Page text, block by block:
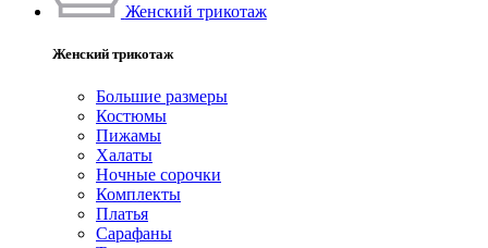
Женский трикотаж
Женский трикотаж
Большие размеры
Костюмы
Пижамы
Халаты
Ночные сорочки
Комплекты
Платья
Сарафаны